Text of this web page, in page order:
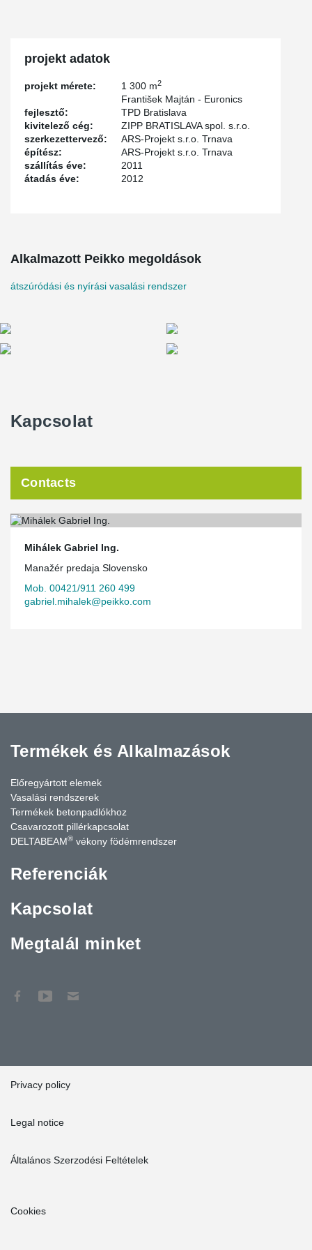
projekt adatok
projekt mérete: 1 300 m2
fejlesztő:
František Majtán - Euronics
TPD Bratislava
kivitelező cég:
ZIPP BRATISLAVA spol. s.r.o.
szerkezettervező:
ARS-Projekt s.r.o. Trnava
építész:
ARS-Projekt s.r.o. Trnava
szállítás éve:
2011
átadás éve:
2012
Alkalmazott Peikko megoldások
átszúródási és nyírási vasalási rendszer
Kapcsolat
Contacts
Mihálek Gabriel Ing.
Manažér predaja Slovensko
Mob. 00421/911 260 499
gabriel.mihalek@peikko.com
Termékek és Alkalmazások
Előregyártott elemek
Vasalási rendszerek
Termékek betonpadlókhoz
Csavarozott pillérkapcsolat
DELTABEAM® vékony födémrendszer
Referenciák
Kapcsolat
Megtalál minket
Privacy policy
Legal notice
Általános Szerzodési Feltételek
Cookies